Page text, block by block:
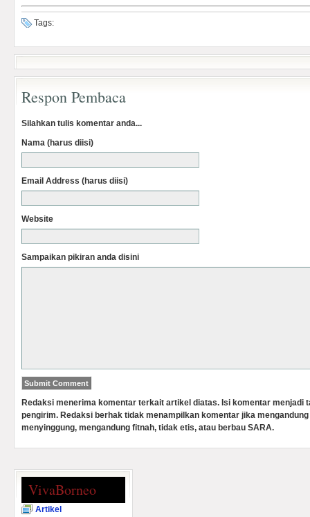
Tags:
Respon Pembaca
Silahkan tulis komentar anda...
Nama (harus diisi)
Email Address (harus diisi)
Website
Sampaikan pikiran anda disini
Redaksi menerima komentar terkait artikel diatas. Isi komentar menjadi
pengirim. Redaksi berhak tidak menampilkan komentar jika
menyinggung, mengandung fitnah, tidak etis, atau berbau SARA.
VivaBorneo
Artikel